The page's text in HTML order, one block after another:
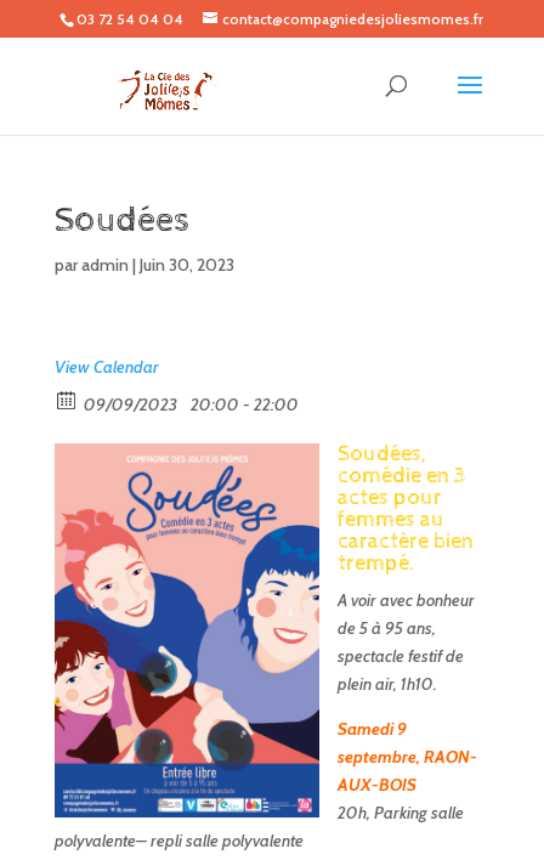
03 72 54 04 04 contact@compagniedesjoliesmomes.fr
Soudées
paradmin |Juin 30, 2023
View Calendar
09/09/2023
20:00 - 22:00
Soudées,
comédie en 3
actes pour
femmes au
caractère bien
trempé.
A voir avec bonheur
de 5 à 95 ans,
spectacle festif de
plein air, 1h10.
Samedi 9
septembre, RAON-
AUX-BOIS
20h, Parking salle
polyvalente– repli salle polyvalente